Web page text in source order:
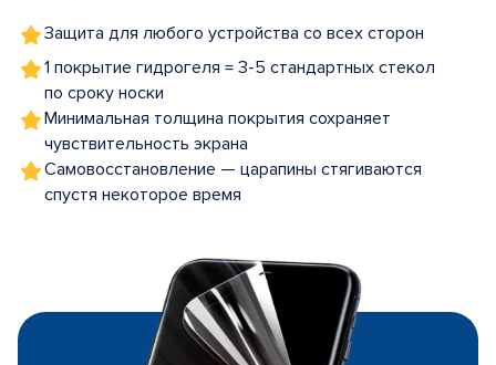
Защита для любого устройства со всех сторон
1 покрытие гидрогеля = 3-5 стандартных стекол
по сроку носки
Минимальная толщина покрытия сохраняет
чувствительность экрана
Самовосстановление — царапины стягиваются
спустя некоторое время